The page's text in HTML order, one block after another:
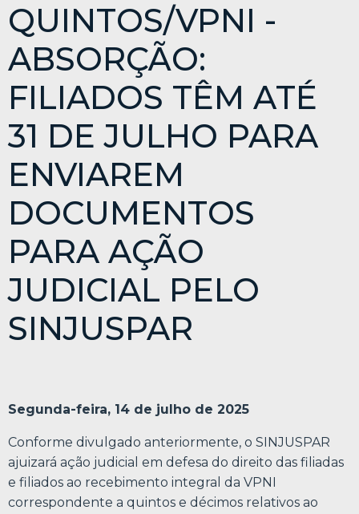
QUINTOS/VPNI -
ABSORÇÃO:
FILIADOS TÊM ATÉ
31 DE JULHO PARA
ENVIAREM
DOCUMENTOS
PARA AÇÃO
JUDICIAL PELO
SINJUSPAR
Segunda-feira, 14 de julho de 2025
Conforme divulgado anteriormente, o SINJUSPAR
ajuizará ação judicial em defesa do direito das filiadas
e filiados ao recebimento integral da VPNI
correspondente a quintos e décimos relativos ao